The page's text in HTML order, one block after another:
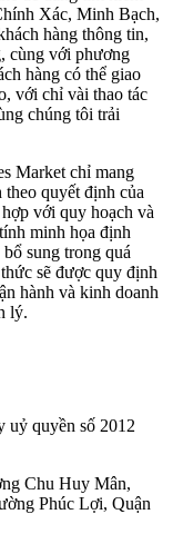
Xác, Minh Bạch,
hàng thông tin,
cùng với phương
hàng có thể giao
với chỉ vài thao tác
chúng tôi trải
Market chỉ mang
quyết định của
với quy hoạch và
minh họa định
sung trong quá
sẽ được quy định
hành và kinh doanh
lý.
quyền số 2012
Chu Huy Mân,
Phúc Lợi, Quận